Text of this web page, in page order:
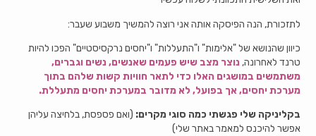
לתזכורת, הנה הפיסקה אותה אני רוצה להמשיך משבוע שעבר:
כיוון שהנושא של "אלימות" ו"התעללות" ו"יחסים נרקסיסטיים" הפכו להיות
טרנד לאחרונה,נוצר מצב שיש פעמים שאנשים, נשים וגברים,
משתמשים במושגים האלו כדי לתאר חוויות קשות שלהם בתוך
מערכת יחסים, אך בפועל, לא מדובר במערכת יחסים מתעללת.
בקליניקה שלי פגשתי כמה סוגי מקרים: (ואם פספסת, בלחיצה עליהן
אפשר להיכנס למאמר באתר שלי)